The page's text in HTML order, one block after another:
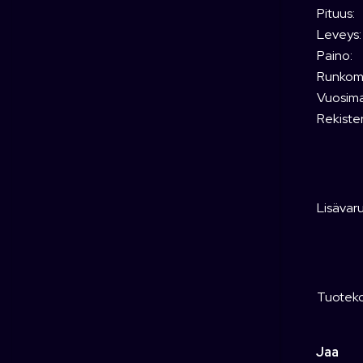
Pituus:
Leveys:
Paino:
Jaa